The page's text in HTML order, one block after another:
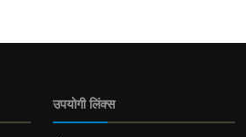
उपयोगी लिंक्स